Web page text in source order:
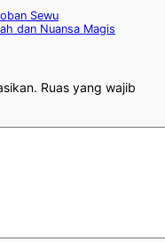
Sewu
dan Nuansa Magis
Ruas yang wajib